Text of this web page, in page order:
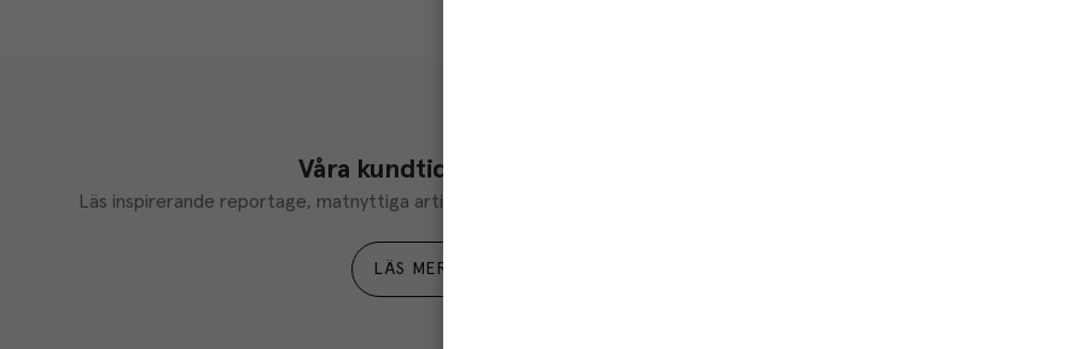
Våra kundtidningar
Läs inspirerande reportage, matnyttiga artiklar och ta del av aktuella kampanjer.
LÄS MER
Du som är Menigo-